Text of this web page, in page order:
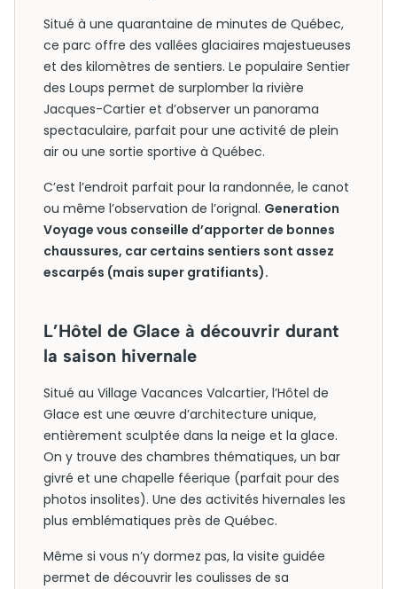
Situé à une quarantaine de minutes de Québec,
ce parc offre des vallées glaciaires majestueuses
et des kilomètres de sentiers. Le populaire Sentier
des Loups permet de surplomber la rivière
Jacques-Cartier et d’observer un panorama
spectaculaire, parfait pour une activité de plein
air ou une sortie sportive à Québec.
C’est l’endroit parfait pour la randonnée, le canot
ou même l’observation de l’orignal. Generation
Voyage vous conseille d’apporter de bonnes
chaussures, car certains sentiers sont assez
escarpés (mais super gratifiants).
L’Hôtel de Glace à découvrir durant
la saison hivernale
Situé au Village Vacances Valcartier, l’Hôtel de
Glace est une œuvre d’architecture unique,
entièrement sculptée dans la neige et la glace.
On y trouve des chambres thématiques, un bar
givré et une chapelle féerique (parfait pour des
photos insolites). Une des activités hivernales les
plus emblématiques près de Québec.
Même si vous n’y dormez pas, la visite guidée
permet de découvrir les coulisses de sa